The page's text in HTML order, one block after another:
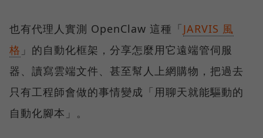
也有代理人實測 OpenClaw 這種「JARVIS 風
格 」的自動化框架，分享怎麼用它遠端管伺服
器、讀寫雲端文件、甚至幫人上網購物，把過去
只有工程師會做的事情變成「用聊天就能驅動的
自動化腳本」。